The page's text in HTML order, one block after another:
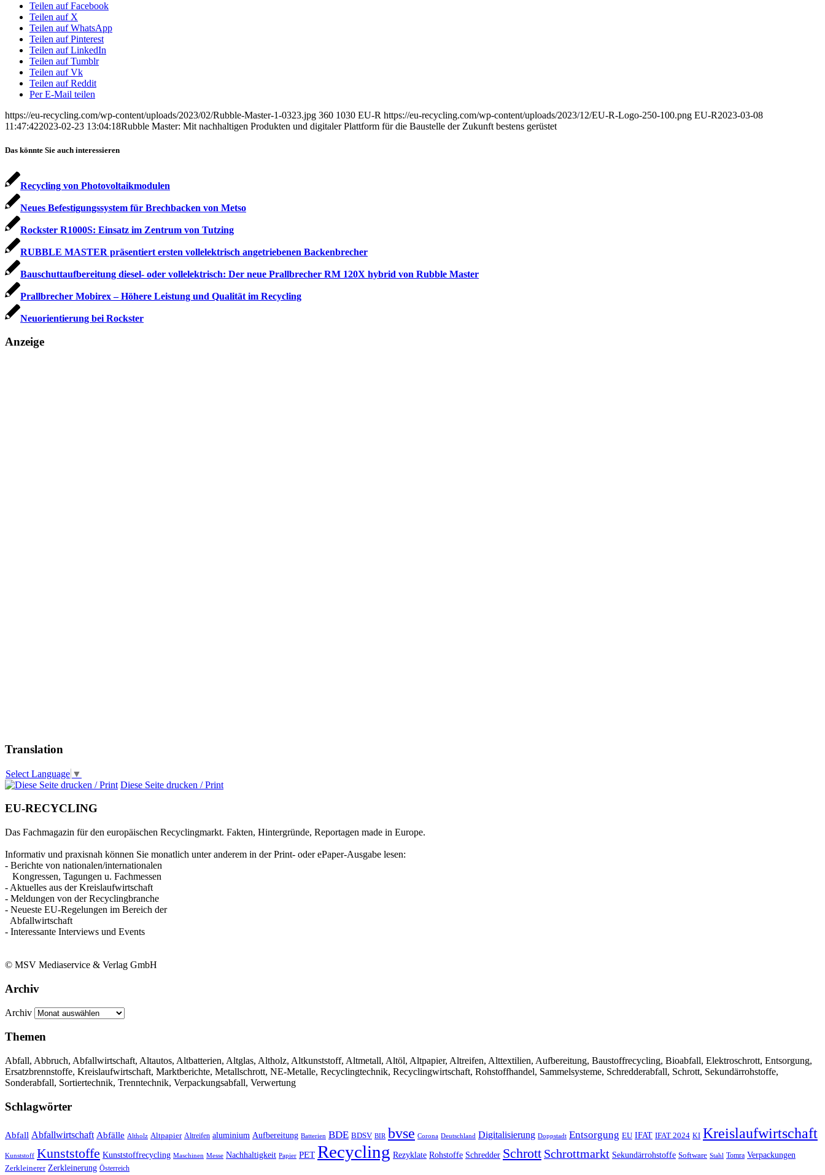
Teilen auf Facebook
Teilen auf X
Teilen auf WhatsApp
Teilen auf Pinterest
Teilen auf LinkedIn
Teilen auf Tumblr
Teilen auf Vk
Teilen auf Reddit
Per E-Mail teilen
https://eu-recycling.com/wp-content/uploads/2023/02/Rubble-Master-1-0323.jpg 360 1030 EU-R https://eu-recycling.com/wp-content/uploads/2023/12/EU-R-Logo-250-100.png EU-R2023-03-08
11:47:422023-02-23 13:04:18Rubble Master: Mit nachhaltigen Produkten und digitaler Plattform für die Baustelle der Zukunft bestens gerüstet
Das könnte Sie auch interessieren
Recycling von Photovoltaikmodulen
Neues Befestigungssystem für Brechbacken von Metso
Rockster R1000S: Einsatz im Zentrum von Tutzing
RUBBLE MASTER präsentiert ersten vollelektrisch angetriebenen Backenbrecher
Bauschuttaufbereitung diesel- oder vollelektrisch: Der neue Prallbrecher RM 120X hybrid von Rubble Master
Prallbrecher Mobirex – Höhere Leistung und Qualität im Recycling
Neuorientierung bei Rockster
Anzeige
Translation
Select Language ▼
Diese Seite drucken / Print
EU-RECYCLING
Das Fachmagazin für den europäischen Recyclingmarkt. Fakten, Hintergründe, Reportagen made in Europe.
Informativ und praxisnah können Sie monatlich unter anderem in der Print- oder ePaper-Ausgabe lesen:
- Berichte von nationalen/internationalen
Kongressen, Tagungen u. Fachmessen
- Aktuelles aus der Kreislaufwirtschaft
- Meldungen von der Recyclingbranche
- Neueste EU-Regelungen im Bereich der
Abfallwirtschaft
- Interessante Interviews und Events
© MSV Mediaservice & Verlag GmbH
Archiv
Archiv
Themen
Abfall, Abbruch, Abfallwirtschaft, Altautos, Altbatterien, Altglas, Altholz, Altkunststoff, Altmetall, Altöl, Altpapier, Altreifen, Alttextilien, Aufbereitung, Baustoffrecycling, Bioabfall, Elektroschrott, Entsorgung,
Ersatzbrennstoffe, Kreislaufwirtschaft, Marktberichte, Metallschrott, NE-Metalle, Recyclingtechnik, Recyclingwirtschaft, Rohstoffhandel, Sammelsysteme, Schredderabfall, Schrott, Sekundärrohstoffe,
Sonderabfall, Sortiertechnik, Trenntechnik, Verpackungsabfall, Verwertung
Schlagwörter
Abfall Abfallwirtschaft Abfälle Altholz Altpapier Altreifen aluminium Aufbereitung Batterien BDE BDSV BIR bvse Corona Deutschland Digitalisierung Doppstadt Entsorgung EU IFAT IFAT 2024 KI Kreislaufwirtschaft
Kunststoff Kunststoffe Kunststoffrecycling Maschinen Messe Nachhaltigkeit Papier PET Recycling Rezyklate Rohstoffe Schredder Schrott Schrottmarkt Sekundärrohstoffe Software Stahl Tomra Verpackungen
Zerkleinerer Zerkleinerung Österreich